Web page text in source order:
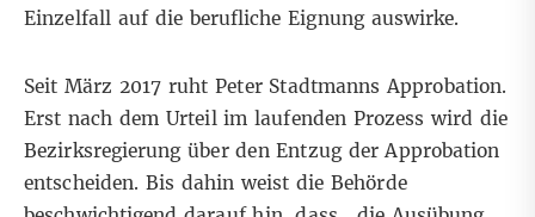
Einzelfall auf die berufliche Eignung auswirke.
Seit März 2017 ruht Peter Stadtmanns Approbation.
Erst nach dem Urteil im laufenden Prozess wird die
Bezirksregierung über den Entzug der Approbation
entscheiden. Bis dahin weist die Behörde